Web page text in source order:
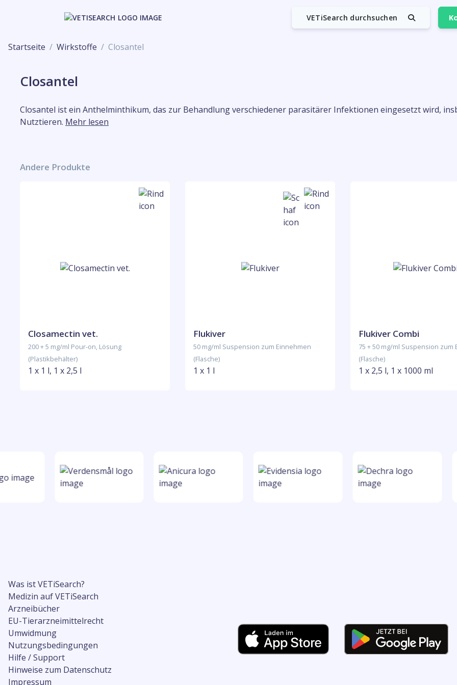
VETiSearch durchsuchen
Startseite Wirkstoffe Closantel
Closantel
Closantel ist ein Anthelminthikum, das zur Behandlung verschiedener parasitärer Infektionen eingesetzt wird,
Nutztieren. Mehr lesen
Andere Produkte
Closamectin vet.
200 + 5 mg/ml Pour-on, Lösung
(Plastikbehälter)
1 x 1 l, 1 x 2,5 l
Flukiver
50 mg/ml Suspension zum Einnehmen
(Flasche)
1 x 1 l
Flukiver Combi
75 + 50 mg/ml Suspension zum
(Flasche)
1 x 2,5 l, 1 x 1000 ml
Was ist VETiSearch?
Medizin auf VETiSearch
Arzneibücher
EU-Tierarzneimittelrecht
Umwidmung
Nutzungsbedingungen
Hilfe / Support
Hinweise zum Datenschutz
Impressum